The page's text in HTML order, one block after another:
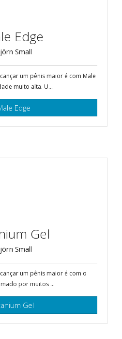
Edge
Small
um pênis maior é com Male
muito alta. U...
Edge
Gel
Small
um pênis maior é com o
por muitos ...
Gel